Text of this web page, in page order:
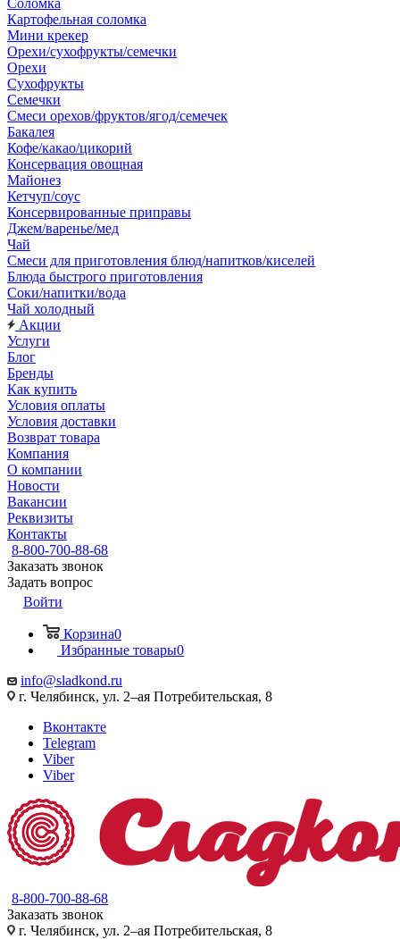
Соломка
Картофельная соломка
Мини крекер
Орехи/сухофрукты/семечки
Орехи
Сухофрукты
Семечки
Смеси орехов/фруктов/ягод/семечек
Бакалея
Кофе/какао/цикорий
Консервация овощная
Майонез
Кетчуп/соус
Консервированные приправы
Джем/варенье/мед
Чай
Смеси для приготовления блюд/напитков/киселей
Блюда быстрого приготовления
Соки/напитки/вода
Чай холодный
Акции
Услуги
Блог
Бренды
Как купить
Условия оплаты
Условия доставки
Возврат товара
Компания
О компании
Новости
Вакансии
Реквизиты
Контакты
8-800-700-88-68
Заказать звонок
Задать вопрос
Войти
Корзина0
Избранные товары0
info@sladkond.ru
г. Челябинск, ул. 2–ая Потребительская, 8
Вконтакте
Telegram
Viber
Viber
8-800-700-88-68
Заказать звонок
г. Челябинск, ул. 2–ая Потребительская, 8